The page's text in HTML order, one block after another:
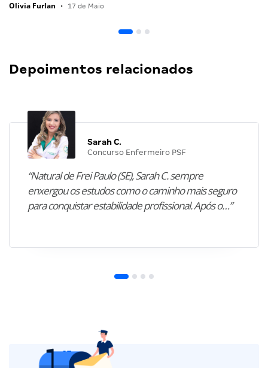
Olivia Furlan • 17 de Maio
Depoimentos relacionados
Sarah C.
Concurso Enfermeiro PSF
“Natural de Frei Paulo (SE), Sarah C. sempre
enxergou os estudos como o caminho mais seguro
para conquistar estabilidade profissional. Após o…”